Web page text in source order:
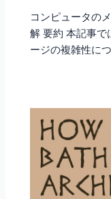
コンピュータの
解 要約 本記事で
ージの複雑性に